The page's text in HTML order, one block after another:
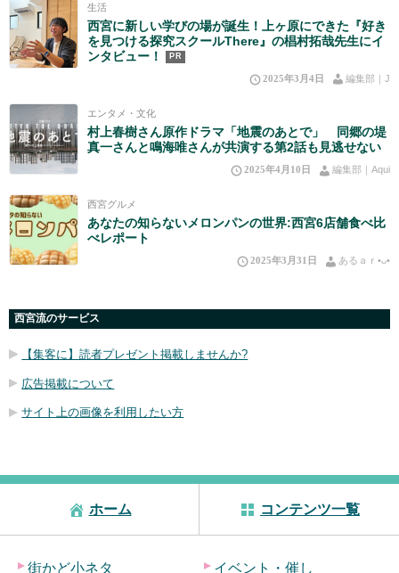
生活
西宮に新しい学びの場が誕生！上ヶ原にできた『好き
を見つける探究スクールThere』の椙村拓哉先生にイ
ンタビュー！
PR
2025年3月4日 編集部｜J
エンタメ・文化
村上春樹さん原作ドラマ「地震のあとで」 同郷の堤
真一さんと鳴海唯さんが共演する第2話も見逃せない
2025年4月10日 編集部｜Aqui
西宮グルメ
あなたの知らないメロンパンの世界:西宮6店舗食べ比
べレポート
2025年3月31日 あるａｒ•⁠ᴗ⁠•⁠
西宮流のサービス
【集客に】読者プレゼント掲載しませんか?
広告掲載について
サイト上の画像を利用したい方
ホーム コンテンツ一覧
街かど小ネタ イベント・催し